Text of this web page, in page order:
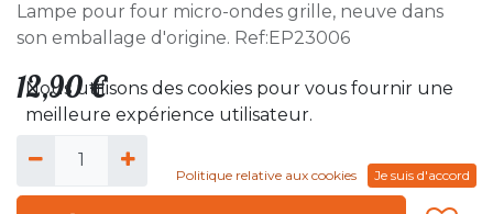
Lampe pour four micro-ondes grille, neuve dans
son emballage d'origine. Ref:EP23006
12,90€
Nous utilisons des cookies pour vous fournir une
meilleure expérience utilisateur.
Politique relative aux cookies Je suis d'accord